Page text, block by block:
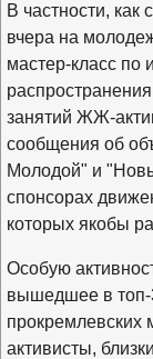
В частности, как
вчера на
мастер-класс
занятий ЖЖ-
сообщения об
Молодой" и
спонсорах
которых якобы
Особую
вышедшее в топ-
активисты,